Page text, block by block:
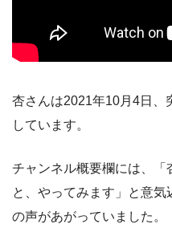
杏さんは2021年10月4日、
しています。
チャンネル概要欄には、「
と、やってみます」と意
の声があがっていました。